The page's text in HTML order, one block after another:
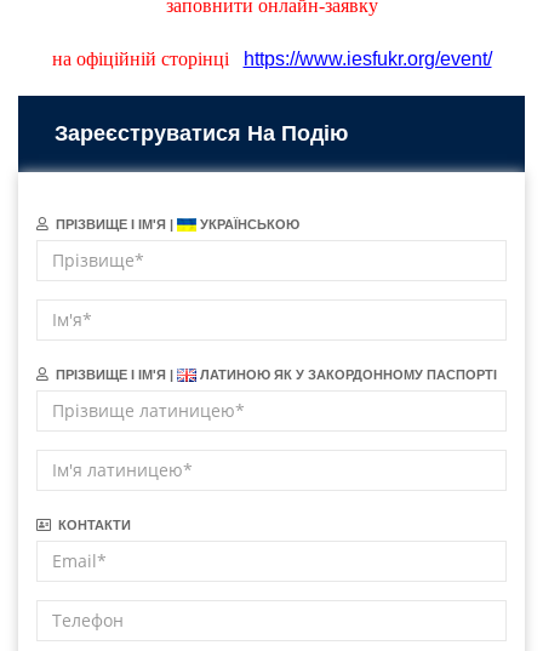
заповнити онлайн-заявку
на офіційній сторінці https://www.iesfukr.org/event/
Зареєструватися На Подію
ПРІЗВИЩЕ І ІМ'Я | УКРАЇНСЬКОЮ
ПРІЗВИЩЕ І ІМ'Я | ЛАТИНОЮ ЯК У ЗАКОРДОННОМУ ПАСПОРТІ
КОНТАКТИ